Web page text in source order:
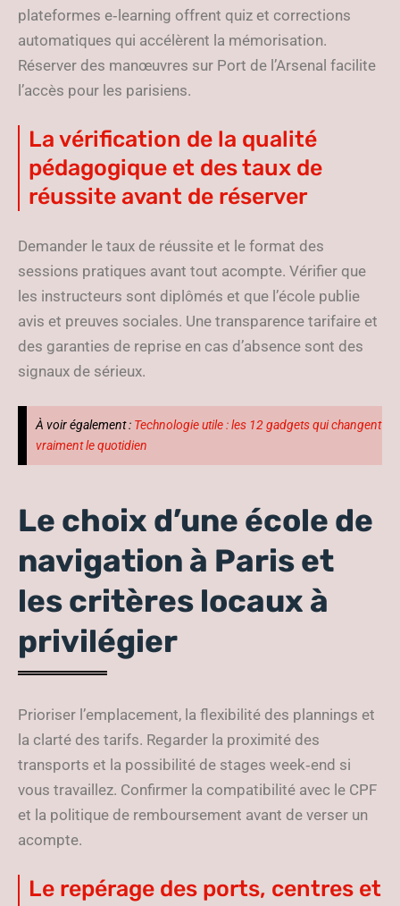
plateformes e‑learning offrent quiz et corrections
automatiques qui accélèrent la mémorisation.
Réserver des manœuvres sur Port de l’Arsenal facilite
l’accès pour les parisiens.
La vérification de la qualité
pédagogique et des taux de
réussite avant de réserver
Demander le taux de réussite et le format des
sessions pratiques avant tout acompte. Vérifier que
les instructeurs sont diplômés et que l’école publie
avis et preuves sociales. Une transparence tarifaire et
des garanties de reprise en cas d’absence sont des
signaux de sérieux.
À voir également : Technologie utile : les 12 gadgets qui changent
vraiment le quotidien
Le choix d’une école de
navigation à Paris et
les critères locaux à
privilégier
Prioriser l’emplacement, la flexibilité des plannings et
la clarté des tarifs. Regarder la proximité des
transports et la possibilité de stages week‑end si
vous travaillez. Confirmer la compatibilité avec le CPF
et la politique de remboursement avant de verser un
acompte.
Le repérage des ports, centres et